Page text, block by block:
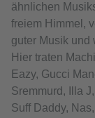
ähnlichen
freiem Himmel,
guter Musik und
Hier traten
Eazy, Gucci
Sremmurd, Illa
Suff Daddy,